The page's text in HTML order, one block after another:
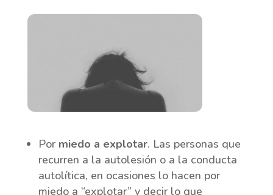
Por miedo a explotar. Las personas que
recurren a la autolesión o a la conducta
autolítica, en ocasiones lo hacen por
miedo a “explotar” y decir lo que